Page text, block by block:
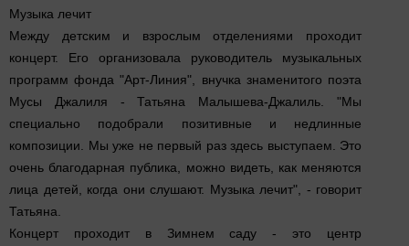
Музыка лечит
Между детским и взрослым отделениями проходит
концерт. Его организовала руководитель музыкальных
программ фонда "Арт-Линия", внучка знаменитого поэта
Мусы Джалиля - Татьяна Малышева-Джалиль. "Мы
специально подобрали позитивные и недлинные
композиции. Мы уже не первый раз здесь выступаем. Это
очень благодарная публика, можно видеть, как меняются
лица детей, когда они слушают. Музыка лечит", - говорит
Татьяна.
Концерт проходит в Зимнем саду - это центр